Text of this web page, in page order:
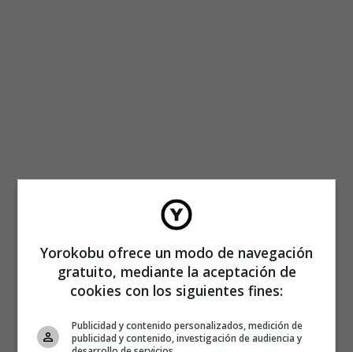
Yorokobu ofrece un modo de navegación
gratuito, mediante la aceptación de
cookies con los siguientes fines:
Publicidad y contenido personalizados, medición de
publicidad y contenido, investigación de audiencia y